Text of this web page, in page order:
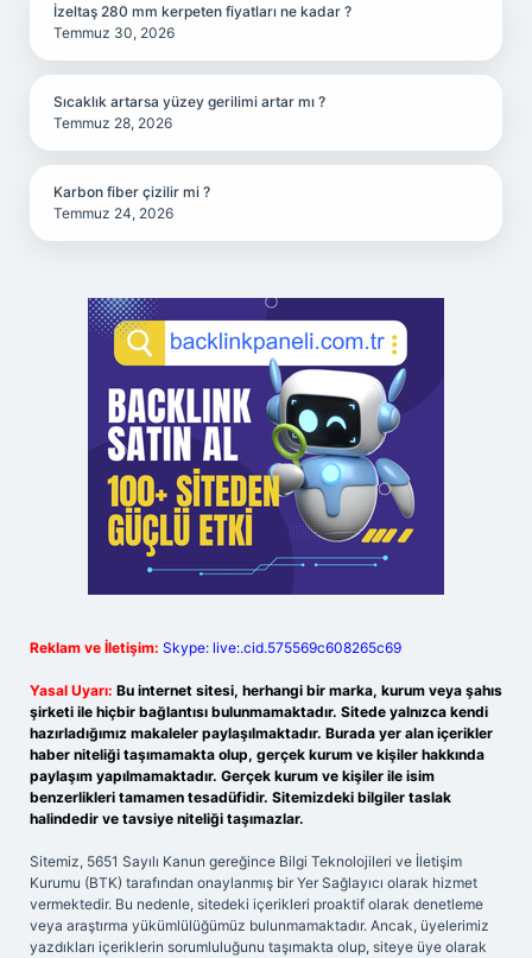
İzeltaş 280 mm kerpeten fiyatları ne kadar ?
Temmuz 30, 2026
Sıcaklık artarsa yüzey gerilimi artar mı ?
Temmuz 28, 2026
Karbon fiber çizilir mi ?
Temmuz 24, 2026
Reklam ve İletişim: Skype: live:.cid.575569c608265c69
Yasal Uyarı: Bu internet sitesi, herhangi bir marka, kurum veya şahıs
şirketi ile hiçbir bağlantısı bulunmamaktadır. Sitede yalnızca kendi
hazırladığımız makaleler paylaşılmaktadır. Burada yer alan içerikler
haber niteliği taşımamakta olup, gerçek kurum ve kişiler hakkında
paylaşım yapılmamaktadır. Gerçek kurum ve kişiler ile isim
benzerlikleri tamamen tesadüfidir. Sitemizdeki bilgiler taslak
halindedir ve tavsiye niteliği taşımazlar.
Sitemiz, 5651 Sayılı Kanun gereğince Bilgi Teknolojileri ve İletişim
Kurumu (BTK) tarafından onaylanmış bir Yer Sağlayıcı olarak hizmet
vermektedir. Bu nedenle, sitedeki içerikleri proaktif olarak denetleme
veya araştırma yükümlülüğümüz bulunmamaktadır. Ancak, üyelerimiz
yazdıkları içeriklerin sorumluluğunu taşımakta olup, siteye üye olarak